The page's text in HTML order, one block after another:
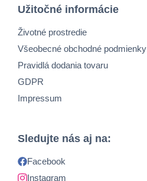
Užitočné informácie
Životné prostredie
Všeobecné obchodné podmienky
Pravidlá dodania tovaru
GDPR
Impressum
Sledujte nás aj na:
Facebook
Instagram